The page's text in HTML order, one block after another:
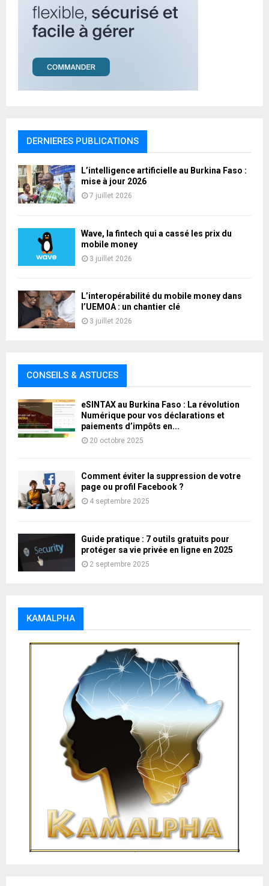
DERNIERES PUBLICATIONS
L’intelligence artificielle au Burkina Faso :
mise à jour 2026
7 juillet 2026
Wave, la fintech qui a cassé les prix du
mobile money
3 juillet 2026
L’interopérabilité du mobile money dans
l’UEMOA : un chantier clé
3 juillet 2026
CONSEILS & ASTUCES
eSINTAX au Burkina Faso : La révolution
Numérique pour vos déclarations et
paiements d’impôts en...
20 octobre 2025
Comment éviter la suppression de votre
page ou profil Facebook ?
4 septembre 2025
Guide pratique : 7 outils gratuits pour
protéger sa vie privée en ligne en 2025
2 septembre 2025
KAMALPHA